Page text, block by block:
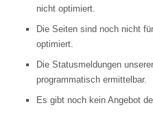
nicht optimiert.
Die Seiten sind noch nicht
optimiert.
Die Statusmeldungen
programmatisch ermittelbar.
Es gibt noch kein Angebot